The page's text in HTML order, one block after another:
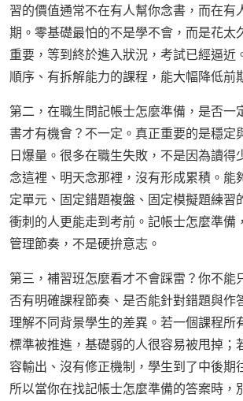
習的價值通常不在有人幫你念書，而在有
期。零基礎最怕的不是學不會，而是花太
重要，等到終於進入狀況，考試已經逼近
順序、有拆解能力的課程，能大幅降低前
第二，在職生問記帳士怎麼準備，是否一
書才有機會？不一定。真正重要的是穩定
日爆量。很多在職生失敗，不是因為讀得
念這裡、明天念那裡，沒有形成累積。能
定單元、固定錯題複盤、固定模擬題練習
衝刺的人更能走到考前。記帳士怎麼準備
管理節奏，不是硬拚意志。
第三，補習班怎麼看才不會踩雷？你不能
否有明確課程節奏、是否能針對錯題與作
理解不同背景學生的差異。若一個課程所
標準被推進，基礎弱的人很容易被甩掉；
容輸出、沒有修正機制，學生到了中後期
所以當你在找記帳士怎麼準備的答案時，